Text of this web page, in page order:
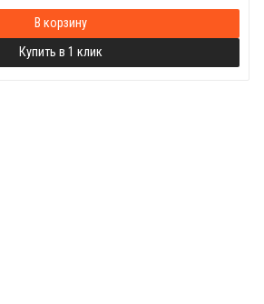
В корзину
Купить в 1 клик